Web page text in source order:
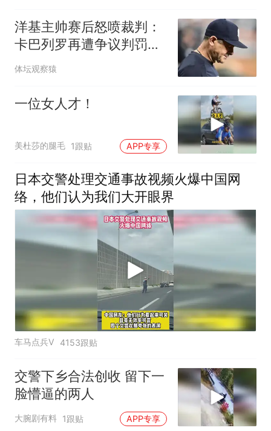
洋基主帅赛后怒喷裁判：
卡巴列罗再遭争议判罚，
直言“真是小心眼”
体坛观察猿
一位女人才！
美杜莎的腿毛 1跟贴 APP专享
日本交警处理交通事故视频火爆中国网
络，他们认为我们大开眼界
车马点兵V 4153跟贴
交警下乡合法创收 留下一
脸懵逼的两人
大腕剧有料 1跟贴 APP专享